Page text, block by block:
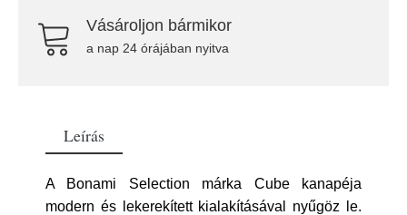
Vásároljon bármikor
a nap 24 órájában nyitva
Leírás
A Bonami Selection márka Cube kanapéja
modern és lekerekített kialakításával nyűgöz le.